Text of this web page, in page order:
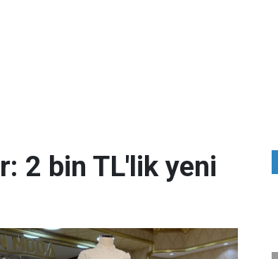
2 bin TL'lik yeni